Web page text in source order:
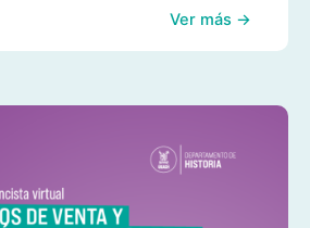
Ver más →